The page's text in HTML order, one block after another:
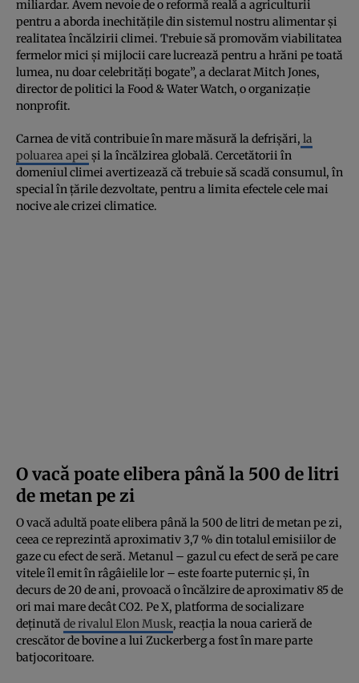
miliardar. Avem nevoie de o reformă reală a agriculturii
pentru a aborda inechitățile din sistemul nostru alimentar și
realitatea încălzirii climei. Trebuie să promovăm viabilitatea
fermelor mici și mijlocii care lucrează pentru a hrăni pe toată
lumea, nu doar celebrități bogate”, a declarat Mitch Jones,
director de politici la Food & Water Watch, o organizație
nonprofit.
Carnea de vită contribuie în mare măsură la defrișări, la
poluarea apei și la încălzirea globală. Cercetătorii în
domeniul climei avertizează că trebuie să scadă consumul, în
special în țările dezvoltate, pentru a limita efectele cele mai
nocive ale crizei climatice.
O vacă poate elibera până la 500 de litri
de metan pe zi
O vacă adultă poate elibera până la 500 de litri de metan pe zi,
ceea ce reprezintă aproximativ 3,7 % din totalul emisiilor de
gaze cu efect de seră. Metanul – gazul cu efect de seră pe care
vitele îl emit în râgâielile lor – este foarte puternic și, în
decurs de 20 de ani, provoacă o încălzire de aproximativ 85 de
ori mai mare decât CO2. Pe X, platforma de socializare
deținută de rivalul Elon Musk, reacția la noua carieră de
crescător de bovine a lui Zuckerberg a fost în mare parte
batjocoritoare.